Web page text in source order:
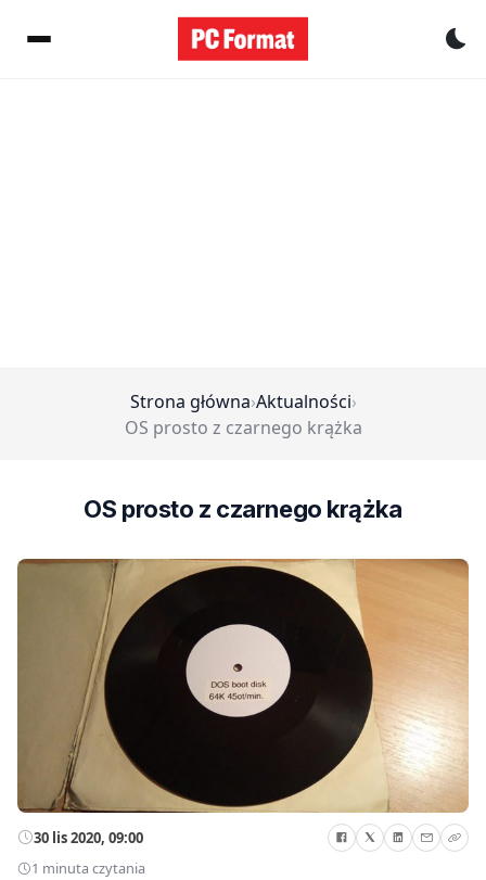
Strona główna›Aktualności›
OS prosto z czarnego krążka
OS prosto z czarnego krążka
30 lis 2020, 09:00
1 minuta czytania